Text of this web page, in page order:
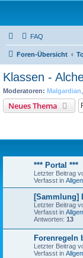
FAQ
Foren-Übersicht
Klassen -
Moderatoren: Malgardian
Neues Thema
*** Portal ***
Letzter Beitrag
Verfasst in
[Sammlung]
Letzter Beitrag
Verfasst in
Antworten: 13
Forenregeln
Letzter Beitrag
Verfasst in